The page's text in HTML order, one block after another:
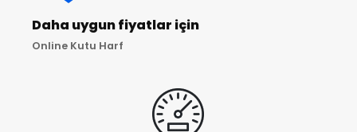
Daha uygun fiyatlar için
Online Kutu Harf